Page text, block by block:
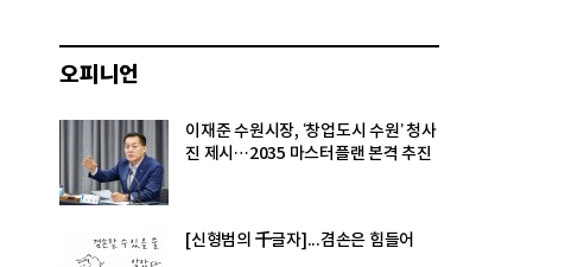
오피니언
이재준 수원시장, ‘창업도시 수원’ 청사
진 제시…2035 마스터플랜 본격 추진
[신형범의 千글자]...겸손은 힘들어